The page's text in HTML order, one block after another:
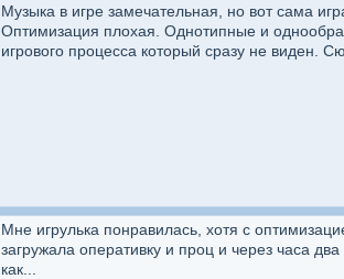
Музыка в игре замечательная, но вот сама
Оптимизация плохая. Однотипные и
игрового процесса который сразу не виден.
Мне игрулька понравилась, хотя с
загружала оперативку и проц и через часа
как...